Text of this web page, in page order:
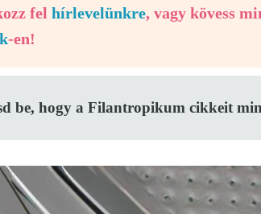
fel hírlevelünkre, vagy kövess
-en!
be, hogy a Filantropikum cikkeit